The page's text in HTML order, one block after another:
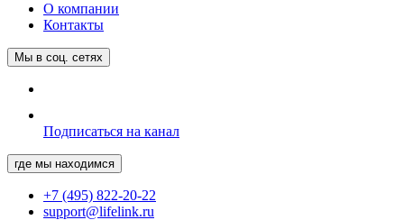
О компании
Контакты
Мы в соц. сетях
Подписаться на канал
где мы находимся
+7 (495) 822-20-22
support@lifelink.ru